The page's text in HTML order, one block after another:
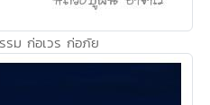
รม ก่อเวร ก่อภัย